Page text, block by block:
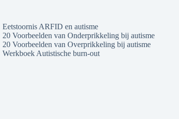
Eetstoornis ARFID en autisme
20 Voorbeelden van Onderprikkeling bij autisme
20 Voorbeelden van Overprikkeling bij autisme
Werkboek Autistische burn-out